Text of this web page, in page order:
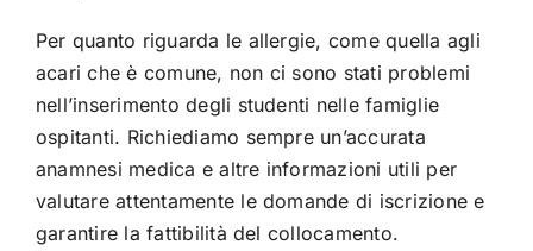
Per quanto riguarda le allergie, come quella agli
acari che è comune, non ci sono stati problemi
nell’inserimento degli studenti nelle famiglie
ospitanti. Richiediamo sempre un’accurata
anamnesi medica e altre informazioni utili per
valutare attentamente le domande di iscrizione e
garantire la fattibilità del collocamento.